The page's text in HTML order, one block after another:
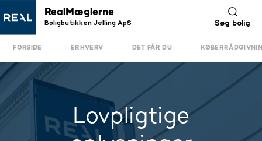
RealMæglerne
Boligbutikken Jelling ApS Søg bolig
FORSIDE ERHVERV DET FÅR DU
Lovpligtige